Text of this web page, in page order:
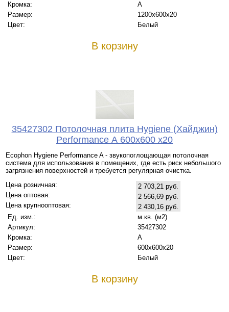
Кромка:
A
Размер:
1200х600x20
Цвет:
Белый
В корзину
35427302 Потолочная плита Hygiene (Хайджин)
Performance А 600x600 x20
Ecophon Hygiene Performance A - звукопоглощающая потолочная
система для использования в помещених, где есть риск небольшого
загрязнения поверхностей и требуется регулярная очистка.
Цена розничная:
2 703,21 руб.
Цена оптовая:
2 566,69 руб.
Цена крупнооптовая:
2 430,16 руб.
Ед. изм.:
м.кв. (м2)
Артикул:
35427302
Кромка:
A
Размер:
600х600x20
Цвет:
Белый
В корзину